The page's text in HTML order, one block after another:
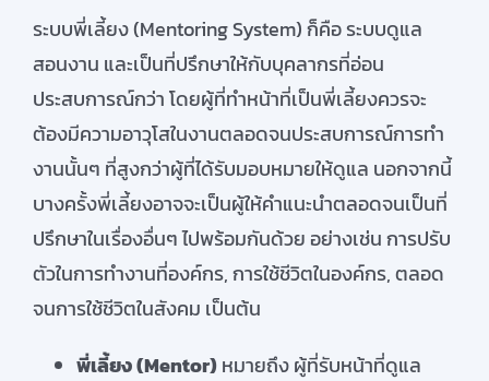
ระบบพี่เลี้ยง (Mentoring System) ก็คือ ระบบดูแล
สอนงาน และเป็นที่ปรึกษาให้กับบุคลากรที่อ่อน
ประสบการณ์กว่า โดยผู้ที่ทำหน้าที่เป็นพี่เลี้ยงควรจะ
ต้องมีความอาวุโสในงานตลอดจนประสบการณ์การทำ
งานนั้นๆ ที่สูงกว่าผู้ที่ได้รับมอบหมายให้ดูแล นอกจากนี้
บางครั้งพี่เลี้ยงอาจจะเป็นผู้ให้คำแนะนำตลอดจนเป็นที่
ปรึกษาในเรื่องอื่นๆ ไปพร้อมกันด้วย อย่างเช่น การปรับ
ตัวในการทำงานที่องค์กร, การใช้ชีวิตในองค์กร, ตลอด
จนการใช้ชีวิตในสังคม เป็นต้น
พี่เลี้ยง (Mentor)หมายถึง ผู้ที่รับหน้าที่ดูแล